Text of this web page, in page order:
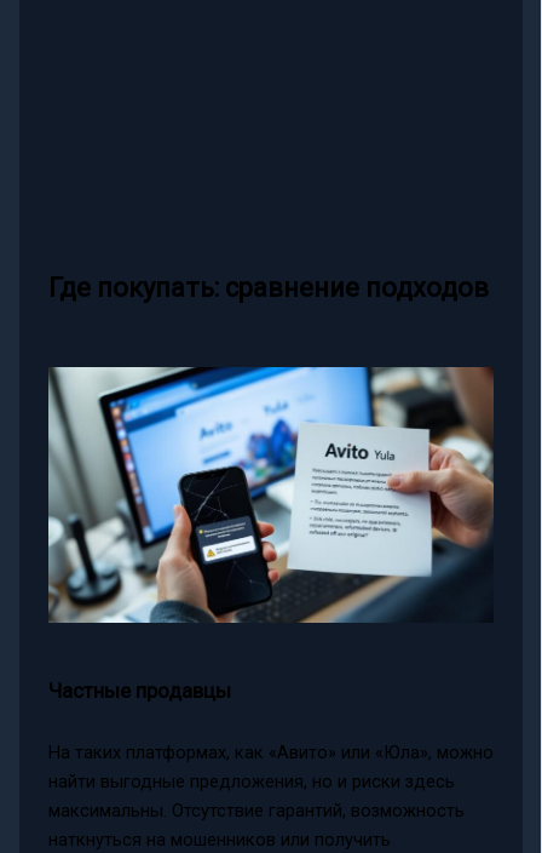
Где покупать: сравнение подходов
Частные продавцы
На таких платформах, как «Авито» или «Юла», можно
найти выгодные предложения, но и риски здесь
максимальны. Отсутствие гарантий, возможность
наткнуться на мошенников или получить